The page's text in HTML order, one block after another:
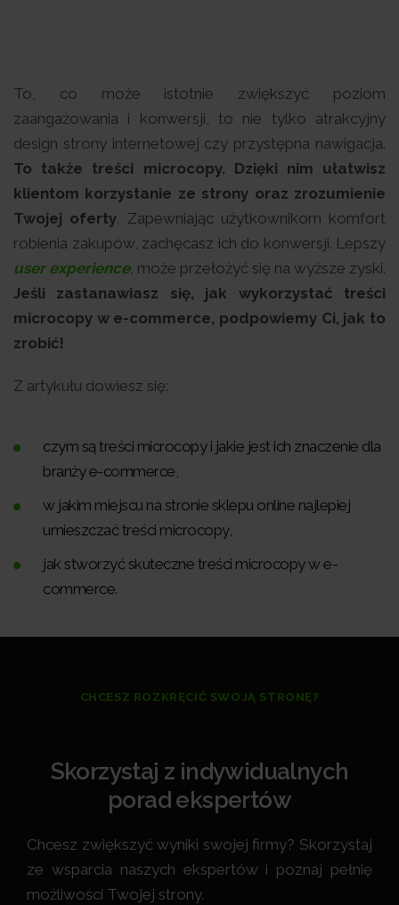
To, co może istotnie zwiększyć poziom
zaangażowania i konwersji, to nie tylko atrakcyjny
design strony internetowej czy przystępna nawigacja.
To także treści microcopy. Dzięki nim ułatwisz
klientom korzystanie ze strony oraz zrozumienie
Twojej oferty. Zapewniając użytkownikom komfort
robienia zakupów, zachęcasz ich do konwersji. Lepszy
user experience, może przełożyć się na wyższe zyski.
Jeśli zastanawiasz się, jak wykorzystać treści
microcopy w e-commerce, podpowiemy Ci, jak to
zrobić!
Z artykułu dowiesz się:
czym są treści microcopy i jakie jest ich znaczenie dla
branży e-commerce,
w jakim miejscu na stronie sklepu online najlepiej
umieszczać treści microcopy,
jak stworzyć skuteczne treści microcopy w e-
commerce.
CHCESZ ROZKRĘCIĆ SWOJĄ STRONĘ?
Skorzystaj z indywidualnych
porad ekspertów
Chcesz zwiększyć wyniki swojej firmy? Skorzystaj
ze wsparcia naszych ekspertów i poznaj pełnię
możliwości Twojej strony.